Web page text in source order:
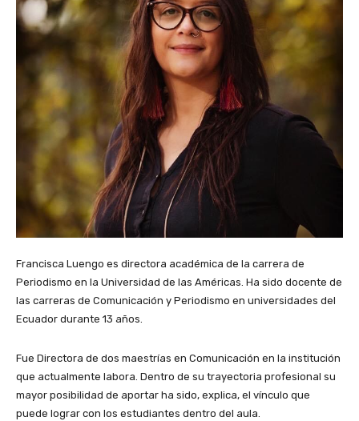
Francisca Luengo es directora académica de la carrera de
Periodismo en la Universidad de las Américas. Ha sido docente de
las carreras de Comunicación y Periodismo en universidades del
Ecuador durante 13 años.
Fue Directora de dos maestrías en Comunicación en la institución
que actualmente labora. Dentro de su trayectoria profesional su
mayor posibilidad de aportar ha sido, explica, el vínculo que
puede lograr con los estudiantes dentro del aula.